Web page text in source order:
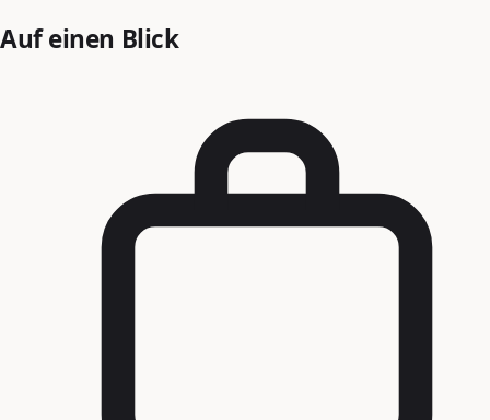
Auf einen Blick